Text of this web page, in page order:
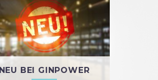
NEU BEI GINPOWER